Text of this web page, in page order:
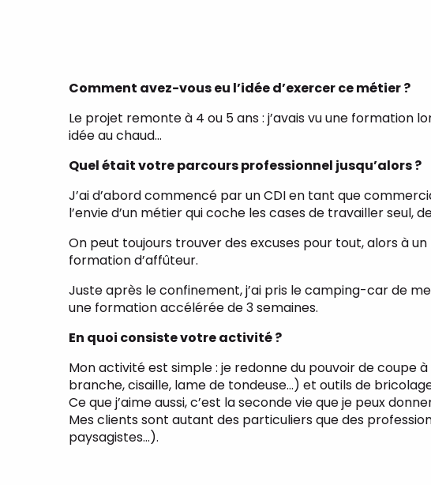
Comment avez-vous eu l’idée d’exercer ce métier ?
Le projet remonte à 4 ou 5 ans : j’avais vu une formation
idée au chaud…
Quel était votre parcours professionnel jusqu’alors ?
J’ai d’abord commencé par un CDI en tant que
l’envie d’un métier qui coche les cases de travailler seul,
On peut toujours trouver des excuses pour tout, alors à
formation d’affûteur.
Juste après le confinement, j’ai pris le camping-car de
une formation accélérée de 3 semaines.
En quoi consiste votre activité ?
Mon activité est simple : je redonne du pouvoir de coupe
branche, cisaille, lame de tondeuse…) et outils de
Ce que j’aime aussi, c’est la seconde vie que je peux
Mes clients sont autant des particuliers que des
paysagistes…).